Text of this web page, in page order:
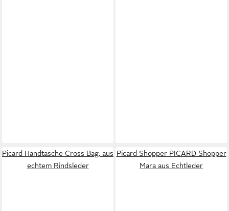
Picard Handtasche Cross Bag, aus
echtem Rindsleder
Picard Shopper PICARD Shopper
Mara aus Echtleder